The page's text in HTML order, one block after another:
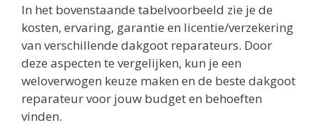
In het bovenstaande tabelvoorbeeld zie je de
kosten, ervaring, garantie en licentie/verzekering
van verschillende dakgoot reparateurs. Door
deze aspecten te vergelijken, kun je een
weloverwogen keuze maken en de beste dakgoot
reparateur voor jouw budget en behoeften
vinden.